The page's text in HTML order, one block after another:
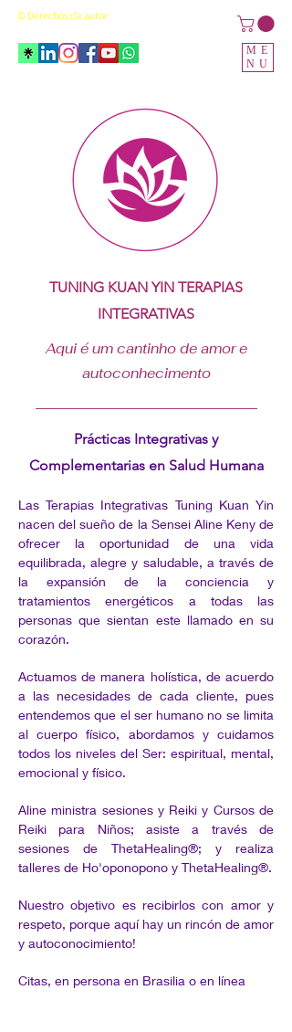
ME
NU
© Derechos de autor
TUNING KUAN YIN TERAPIAS
INTEGRATIVAS
Aqui é um cantinho de amor e
autoconhecimento
Prácticas Integrativas y
Complementarias en Salud Humana
Las Terapias Integrativas Tuning Kuan Yin
nacen del sueño de la Sensei Aline Keny de
ofrecer la oportunidad de una vida
equilibrada, alegre y saludable, a través de
la expansión de la conciencia y
tratamientos energéticos a todas las
personas que sientan este llamado en su
corazón.
Actuamos de manera holística, de acuerdo
a las necesidades de cada cliente, pues
entendemos que el ser humano no se limita
al cuerpo físico, abordamos y cuidamos
todos los niveles del Ser: espiritual, mental,
emocional y físico.
Aline ministra sesiones y Reiki y Cursos de
Reiki para Niños; asiste a través de
sesiones de ThetaHealing®; y realiza
talleres de Ho'oponopono y ThetaHealing®.
Nuestro objetivo es recibirlos con amor y
respeto, porque aquí hay un rincón de amor
y autoconocimiento!
Citas, en persona en Brasilia o en línea